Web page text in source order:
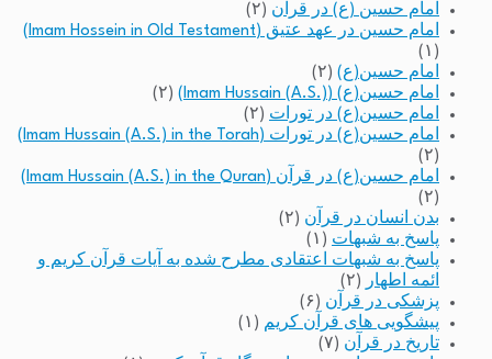
امام حسین (ع) در قرآن (۲)
امام حسین در عهد عتیق (Imam Hossein in Old Testament)
(۱)
امام حسین(ع) (۲)
امام حسین(ع) (Imam Hussain (A.S.))
(۲)
امام حسین(ع) در تورات (۲)
امام حسین(ع) در تورات (Imam Hussain (A.S.) in the Torah)
(۲)
امام حسین(ع) در قرآن (Imam Hussain (A.S.) in the Quran)
(۲)
بدن انسان در قرآن (۲)
پاسخ به شبهات (۱)
پاسخ به شبهات اعتقادی مطرح شده به آیات قرآن کریم و
ائمه اطهار
(۲)
پزشکی در قرآن (۶)
پیشگویی های قرآن کریم (۱)
تاریخ در قرآن (۷)